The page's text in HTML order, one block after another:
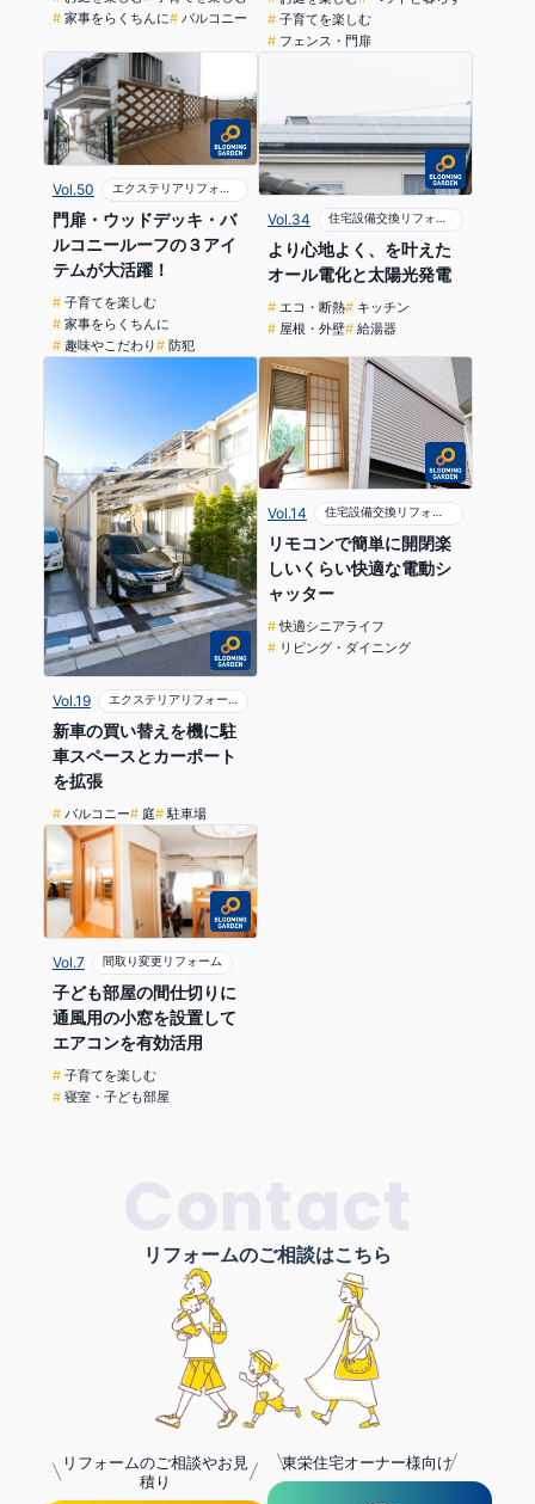
家事をらくちんに
バルコニー
子育てを楽しむ
フェンス・門扉
Vol.50 エクステリアリフォーム
門扉・ウッドデッキ・バ
ルコニールーフの３アイ
テムが大活躍！
子育てを楽しむ
家事をらくちんに
趣味やこだわり
防犯
Vol.34 住宅設備交換リフォーム
より心地よく、を叶えた
オール電化と太陽光発電
エコ・断熱
キッチン
屋根・外壁
給湯器
Vol.19 エクステリアリフォーム
新車の買い替えを機に駐
車スペースとカーポート
を拡張
バルコニー 庭 駐車場
Vol.14 住宅設備交換リフォーム
リモコンで簡単に開閉楽
しいくらい快適な電動シ
ャッター
快適シニアライフ
リビング・ダイニング
Vol.7 間取り変更リフォーム
子ども部屋の間仕切りに
通風用の小窓を設置して
エアコンを有効活用
子育てを楽しむ
寝室・子ども部屋
リフォームのご相談はこちら
リフォームのご相談やお見
積り
東栄住宅オーナー様向け